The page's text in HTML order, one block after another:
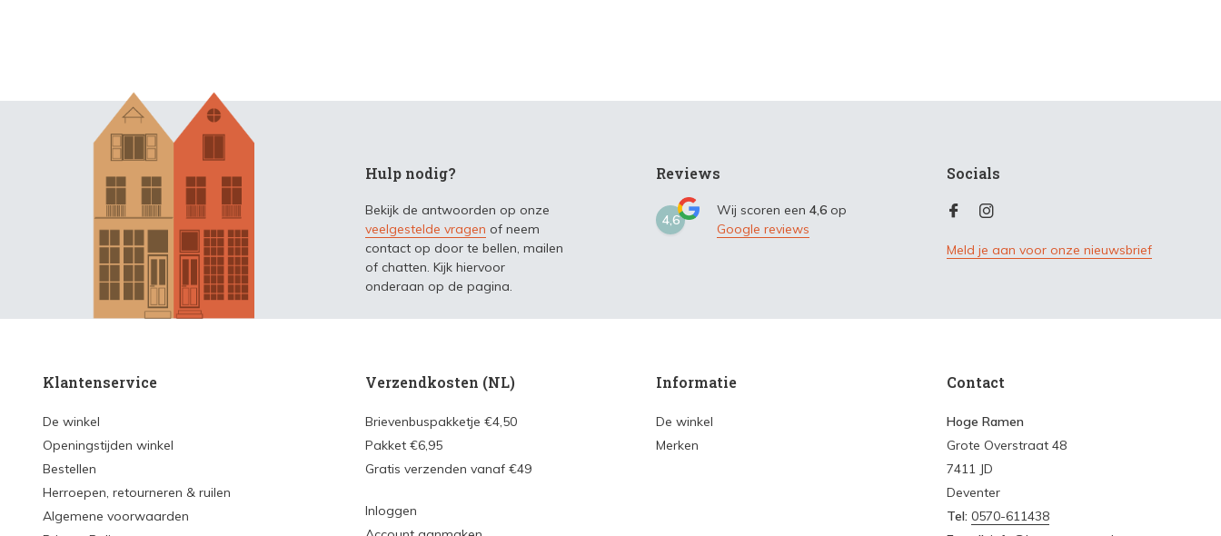
Hulp nodig?
Bekijk de antwoorden op onze
veelgestelde vragen of neem
contact op door te bellen, mailen
of chatten. Kijk hiervoor
onderaan op de pagina.
Reviews
4,6
Wij scoren een 4,6 op
Google reviews
Socials
Meld je aan voor onze nieuwsbrief
Klantenservice
De winkel
Openingstijden winkel
Bestellen
Herroepen, retourneren & ruilen
Algemene voorwaarden
Verzendkosten (NL)
Brievenbuspakketje €4,50
Pakket €6,95
Gratis verzenden vanaf €49
Inloggen
Informatie
De winkel
Merken
Contact
Hoge Ramen
Grote Overstraat 48
7411 JD
Deventer
Tel: 0570-611438